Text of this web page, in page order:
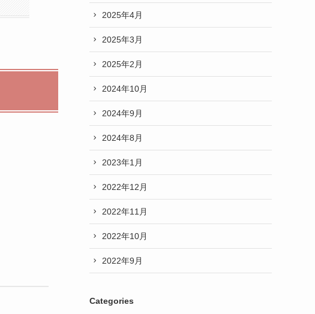
2025年4月
2025年3月
2025年2月
2024年10月
2024年9月
2024年8月
2023年1月
2022年12月
2022年11月
2022年10月
2022年9月
Categories